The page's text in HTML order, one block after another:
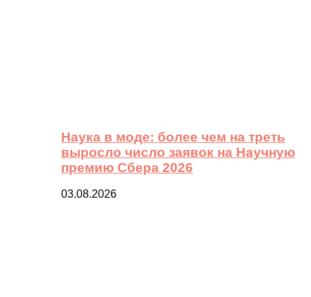
Наука в моде: более чем на треть
выросло число заявок на Научную
премию Сбера 2026
03.08.2026